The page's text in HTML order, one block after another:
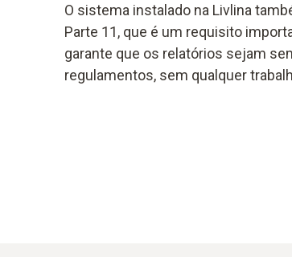
O sistema instalado na Livlina
Parte 11, que é um requisito
garante que os relatórios sejam
regulamentos, sem qualquer